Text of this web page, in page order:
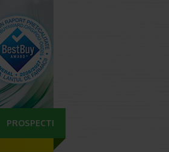
PROSPECTE